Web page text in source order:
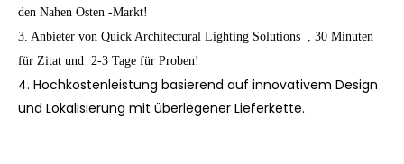
den Nahen Osten -Markt!
3. Anbieter von Quick Architectural Lighting Solutions , 30 Minuten
für Zitat und 2-3 Tage für Proben!
4. Hochkostenleistung basierend auf innovativem Design
und Lokalisierung mit überlegener Lieferkette.